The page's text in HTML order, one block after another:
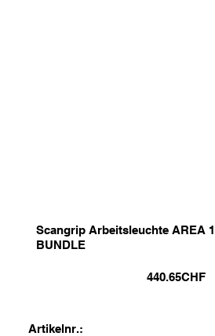
Scangrip Arbeitsleuchte AREA
BUNDLE
440.65CHF
Artikelnr.: